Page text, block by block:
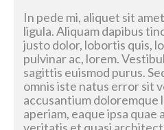
In pede mi, aliquet sit
ligula. Aliquam dapibus
justo dolor, lobortis quis,
pulvinar ac, lorem.
sagittis euismod purus.
omnis iste natus error sit
accusantium doloremque
aperiam, eaque ipsa quae